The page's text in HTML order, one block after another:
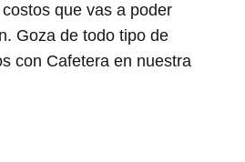
que vas a poder
Goza de todo tipo de
con Cafetera en nuestra